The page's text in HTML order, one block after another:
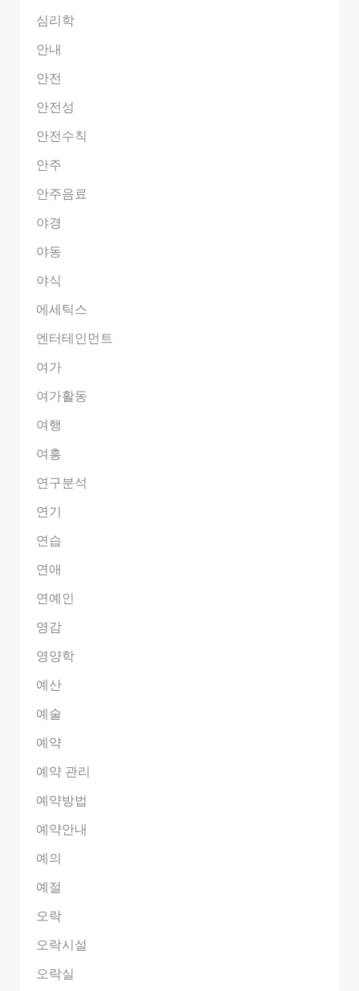
심리학
안내
안전
안전성
안전수칙
안주
안주음료
야경
야동
야식
에세틱스
엔터테인먼트
여가
여가활동
여행
여흥
연구분석
연기
연습
연애
연예인
영감
영양학
예산
예술
예약
예약 관리
예약방법
예약안내
예의
예절
오락
오락시설
오락실